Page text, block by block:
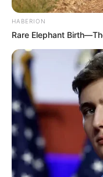
HABERION
Rare Elephant